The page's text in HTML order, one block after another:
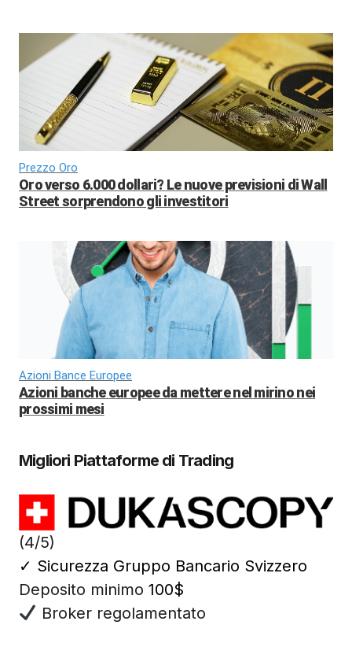
Prezzo Oro
Oro verso 6.000 dollari? Le nuove previsioni di Wall
Street sorprendono gli investitori
Azioni Bance Europee
Azioni banche europee da mettere nel mirino nei
prossimi mesi
Migliori Piattaforme di Trading
(4/5)
✓ Sicurezza Gruppo Bancario Svizzero
Deposito minimo 100$
Broker regolamentato